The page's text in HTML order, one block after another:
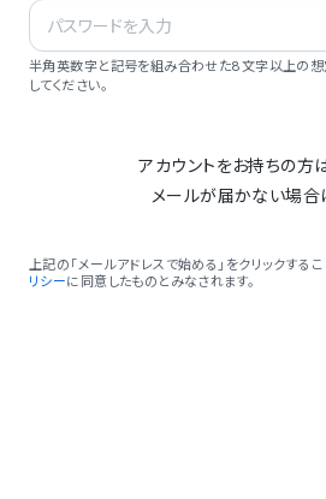
半角英数字と記号を組み合わせた8文字以上の想
してください。
アカウントをお持ちの方
メールが届かない場合
上記の「メールアドレスで始める」をクリックするこ
リシーに同意したものとみなされます。